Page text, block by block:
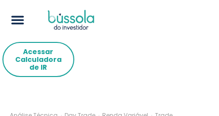
Acessar
Calculadora
de IR